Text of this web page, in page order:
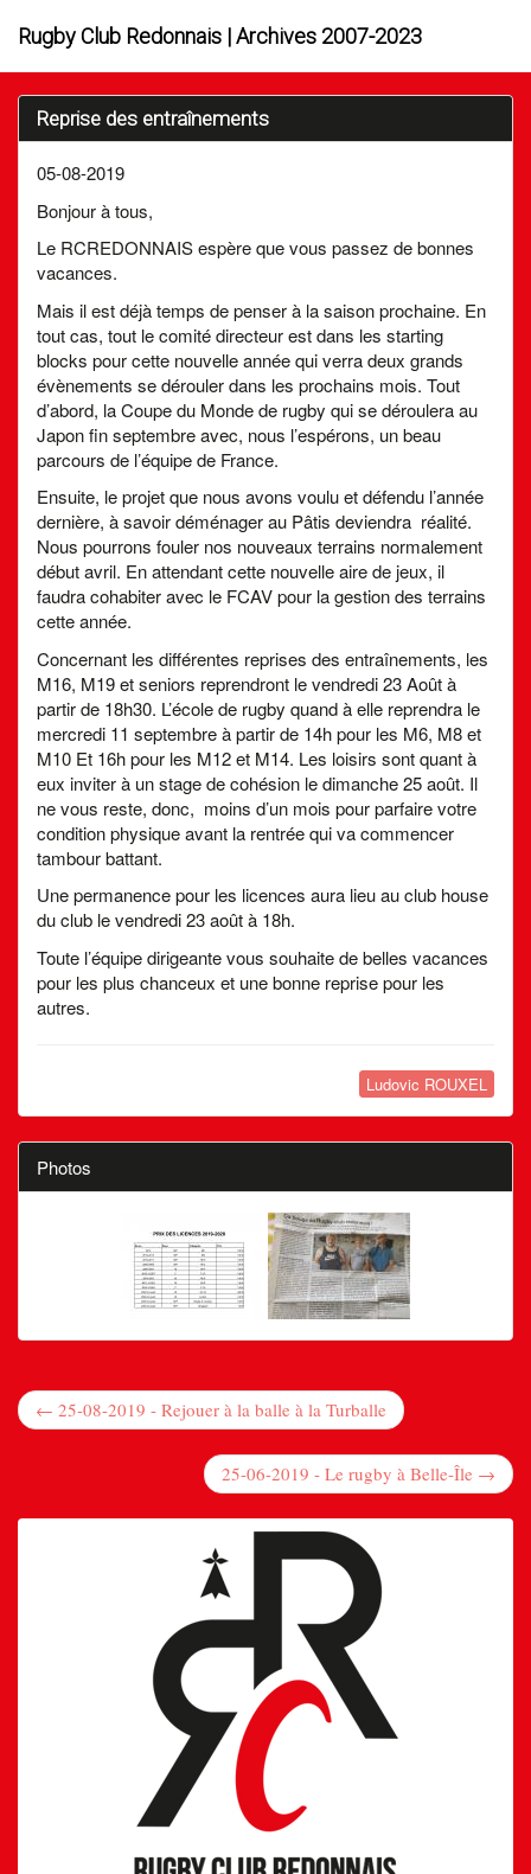
Rugby Club Redonnais | Archives 2007-2023
Reprise des entraînements
05-08-2019
Bonjour à tous,
Le RCREDONNAIS espère que vous passez de bonnes
vacances.
Mais il est déjà temps de penser à la saison prochaine. En
tout cas, tout le comité directeur est dans les starting
blocks pour cette nouvelle année qui verra deux grands
évènements se dérouler dans les prochains mois. Tout
d’abord, la Coupe du Monde de rugby qui se déroulera au
Japon fin septembre avec, nous l’espérons, un beau
parcours de l’équipe de France.
Ensuite, le projet que nous avons voulu et défendu l’année
dernière, à savoir déménager au Pâtis deviendra réalité.
Nous pourrons fouler nos nouveaux terrains normalement
début avril. En attendant cette nouvelle aire de jeux, il
faudra cohabiter avec le FCAV pour la gestion des terrains
cette année.
Concernant les différentes reprises des entraînements, les
M16, M19 et seniors reprendront le vendredi 23 Août à
partir de 18h30. L’école de rugby quand à elle reprendra le
mercredi 11 septembre à partir de 14h pour les M6, M8 et
M10 Et 16h pour les M12 et M14. Les loisirs sont quant à
eux inviter à un stage de cohésion le dimanche 25 août. Il
ne vous reste, donc, moins d’un mois pour parfaire votre
condition physique avant la rentrée qui va commencer
tambour battant.
Une permanence pour les licences aura lieu au club house
du club le vendredi 23 août à 18h.
Toute l’équipe dirigeante vous souhaite de belles vacances
pour les plus chanceux et une bonne reprise pour les
autres.
Ludovic ROUXEL
Photos
← 25-08-2019 - Rejouer à la balle à la Turballe
25-06-2019 - Le rugby à Belle-Île →